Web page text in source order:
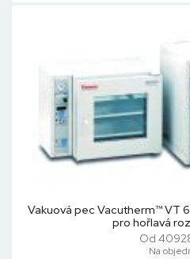
Vakuová pec Vacutherm™ VT
pro hořlavá
Od
Na